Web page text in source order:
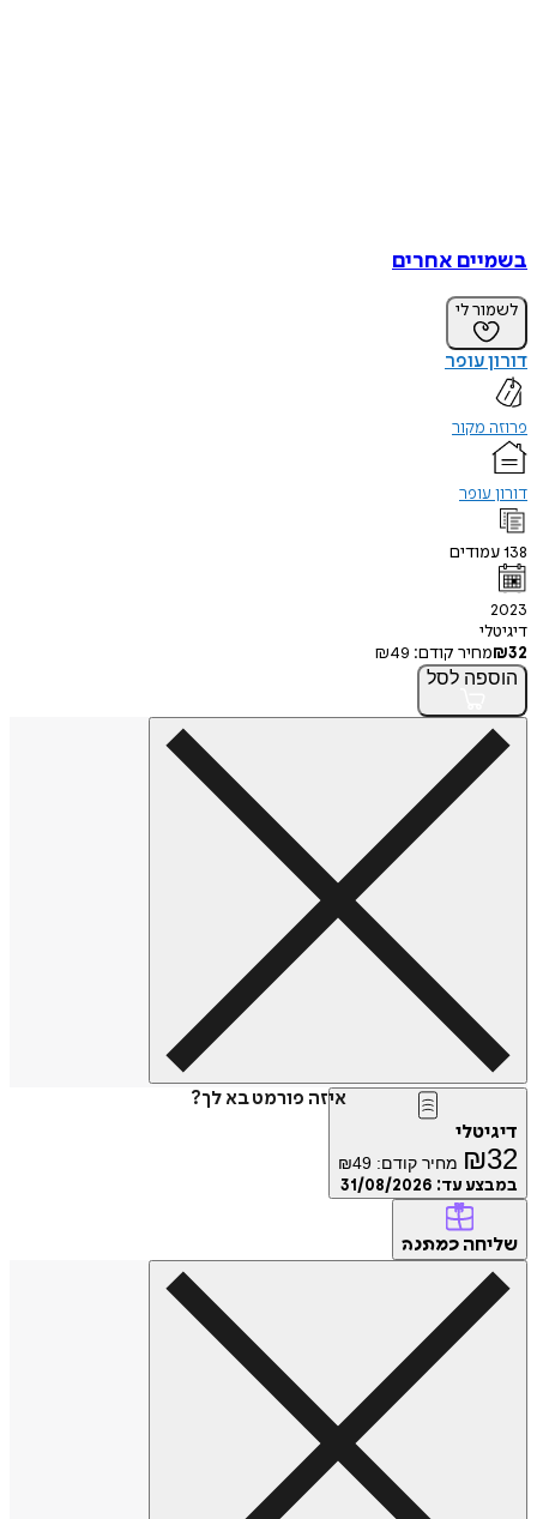
בשמיים אחרים
לשמור לי
דורון עופר
פרוזה מקור
דורון עופר
138עמודים
2023
דיגיטלי
₪32 מחיר קודם: ₪49
הוספה לסל
איזה פורמט בא לך?
דיגיטלי
₪32 מחיר קודם: ₪49
במבצע עד: 31/08/2026
שליחה כמתנה